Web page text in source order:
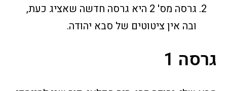
גרסה מס' 2 היא גרסה חדשה שאציג כעת,
ובה אין ציטוטים של סבא יהודה.
גרסה 1